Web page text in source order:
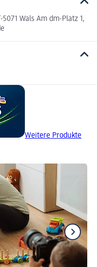
Wals Am dm-Platz 1,
Weitere Produkte